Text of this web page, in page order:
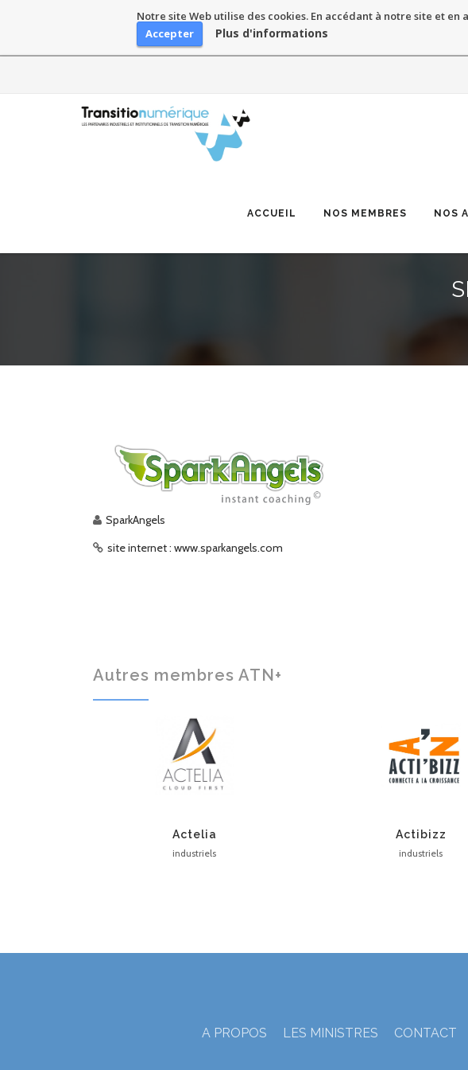
Notre site Web utilise des cookies. En accédant à notre site et
Accepter
Plus d'informations
content
ACCUEIL NOS MEMBRES NOS
SparkAngels
site internet : www.sparkangels.com
Autres membres ATN+
Actelia
industriels
Actibizz
industriels
A PROPOS LES MINISTRES CONTACT